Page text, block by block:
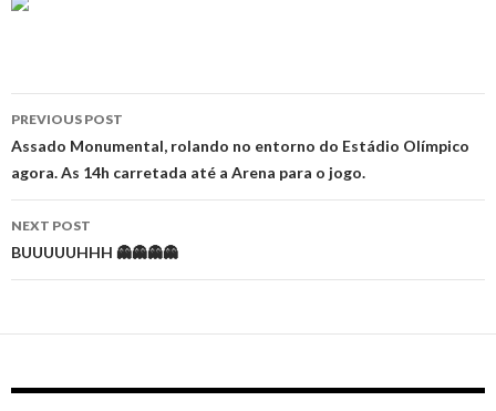
Post
navigation
PREVIOUS POST
Assado Monumental, rolando no entorno do Estádio Olímpico
agora. As 14h carretada até a Arena para o jogo.
NEXT POST
BUUUUUHHH 👻👻👻👻